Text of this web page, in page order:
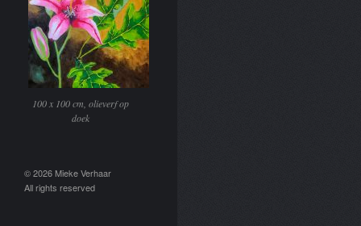
100 x 100 cm, olieverf op
doek
© 2026 Mieke Verhaar
All rights reserved